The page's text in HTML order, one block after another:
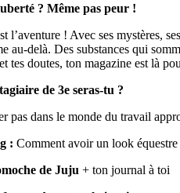
? Même pas peur !
l’aventure ! Avec ses mystères,
au-delà. Des substances qui
tes doutes, ton magazine est là
de 3e seras-tu ?
pas dans le monde du travail
: Comment avoir un look équestre
de Juju + ton journal à toi